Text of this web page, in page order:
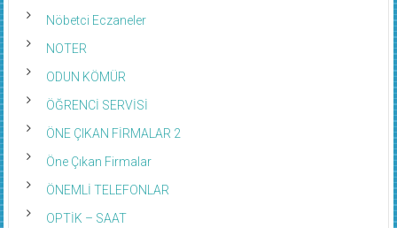
Nöbetci Eczaneler
NOTER
ODUN KÖMÜR
ÖĞRENCİ SERVİSİ
ÖNE ÇIKAN FİRMALAR 2
Öne Çıkan Firmalar
ÖNEMLİ TELEFONLAR
OPTİK – SAAT